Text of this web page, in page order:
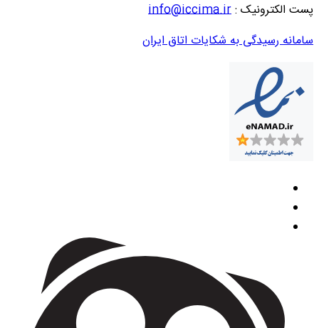
پست الکترونیک :info@iccima.ir
سامانه رسیدگی به شکایات اتاق ایران